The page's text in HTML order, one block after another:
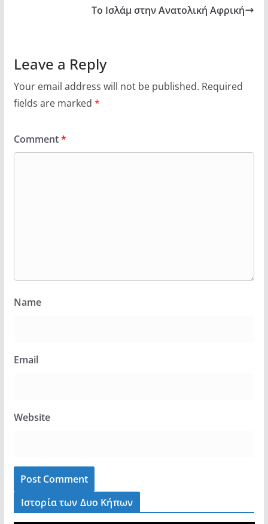
Το Ισλάμ στην Ανατολική Αφρική
Leave a Reply
Your email address will not be published. Required
fields are marked *
Comment*
Name
Email
Website
Ιστορία των Δυο Κήπων